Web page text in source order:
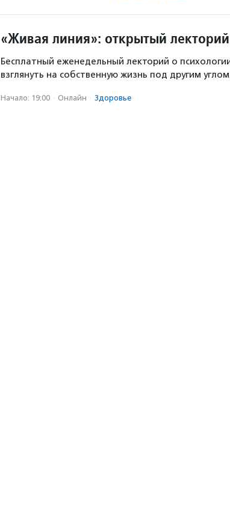
«Живая линия»: открытый лекторий
Бесплатный еженедельный лекторий о
взглянуть на собственную жизнь под другим
Начало: 19:00 · Онлайн · Здоровье